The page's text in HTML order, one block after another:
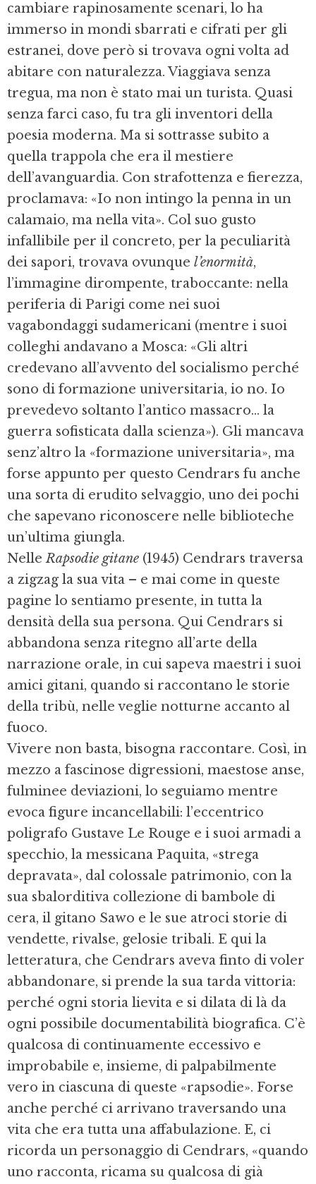
cambiare rapinosamente scenari, lo ha
immerso in mondi sbarrati e cifrati per gli
estranei, dove però si trovava ogni volta ad
abitare con naturalezza. Viaggiava senza
tregua, ma non è stato mai un turista. Quasi
senza farci caso, fu tra gli inventori della
poesia moderna. Ma si sottrasse subito a
quella trappola che era il mestiere
dell’avanguardia. Con strafottenza e fierezza,
proclamava: «Io non intingo la penna in un
calamaio, ma nella vita». Col suo gusto
infallibile per il concreto, per la peculiarità
dei sapori, trovava ovunque l’enormità,
l’immagine dirompente, traboccante: nella
periferia di Parigi come nei suoi
vagabondaggi sudamericani (mentre i suoi
colleghi andavano a Mosca: «Gli altri
credevano all’avvento del socialismo perché
sono di formazione universitaria, io no. Io
prevedevo soltanto l’antico massacro… la
guerra sofisticata dalla scienza»). Gli mancava
senz’altro la «formazione universitaria», ma
forse appunto per questo Cendrars fu anche
una sorta di erudito selvaggio, uno dei pochi
che sapevano riconoscere nelle biblioteche
un’ultima giungla.
NelleRapsodie gitane (1945) Cendrars traversa
a zigzag la sua vita – e mai come in queste
pagine lo sentiamo presente, in tutta la
densità della sua persona. Qui Cendrars si
abbandona senza ritegno all’arte della
narrazione orale, in cui sapeva maestri i suoi
amici gitani, quando si raccontano le storie
della tribù, nelle veglie notturne accanto al
fuoco.
Vivere non basta, bisogna raccontare. Così, in
mezzo a fascinose digressioni, maestose anse,
fulminee deviazioni, lo seguiamo mentre
evoca figure incancellabili: l’eccentrico
poligrafo Gustave Le Rouge e i suoi armadi a
specchio, la messicana Paquita, «strega
depravata», dal colossale patrimonio, con la
sua sbalorditiva collezione di bambole di
cera, il gitano Sawo e le sue atroci storie di
vendette, rivalse, gelosie tribali. E qui la
letteratura, che Cendrars aveva finto di voler
abbandonare, si prende la sua tarda vittoria:
perché ogni storia lievita e si dilata di là da
ogni possibile documentabilità biografica. C’è
qualcosa di continuamente eccessivo e
improbabile e, insieme, di palpabilmente
vero in ciascuna di queste «rapsodie». Forse
anche perché ci arrivano traversando una
vita che era tutta una affabulazione. E, ci
ricorda un personaggio di Cendrars, «quando
uno racconta, ricama su qualcosa di già